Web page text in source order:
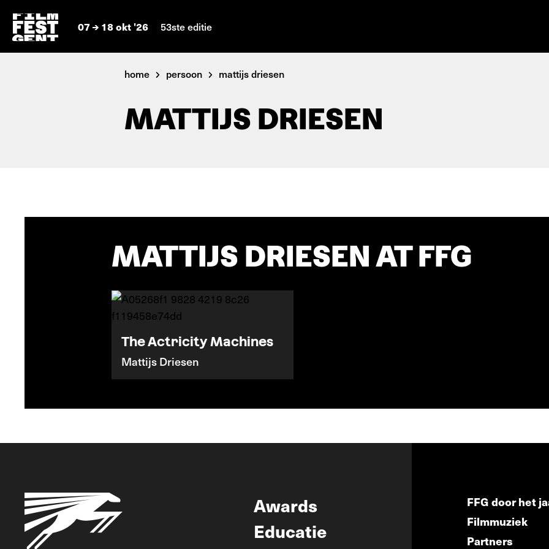
07 18 okt '26 53ste editie
home persoon mattijs driesen
MATTIJS DRIESEN
MATTIJS DRIESEN AT FFG
The Actricity Machines
Mattijs Driesen
Awards
Educatie
FFG door het
Filmmuziek
Partners